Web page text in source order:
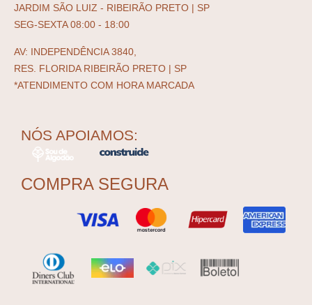
JARDIM SÃO LUIZ - RIBEIRÃO PRETO | SP
SEG-SEXTA 08:00 - 18:00
AV: INDEPENDÊNCIA 3840,
RES. FLORIDA RIBEIRÃO PRETO | SP
*ATENDIMENTO COM HORA MARCADA
NÓS APOIAMOS:
COMPRA SEGURA